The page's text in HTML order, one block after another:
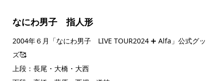
なにわ男子 指人形
2004年６月「なにわ男子 LIVE TOUR2024 ➕ Alfa」公式グッ
ズ🥰
上段：長尾・大橋・大西